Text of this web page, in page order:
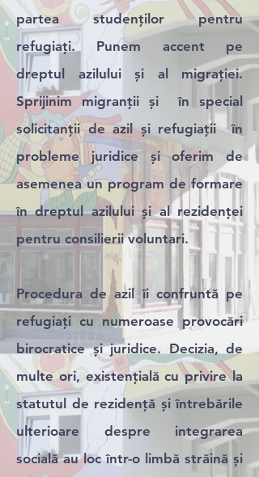
partea studenților pentru
refugiați. Punem accent pe
dreptul azilului și al migrației.
Sprijinim migranții și în special
solicitanții de azil și refugiații în
probleme juridice și oferim de
asemenea un program de formare
în dreptul azilului și al rezidenței
pentru consilierii voluntari.
Procedura de azil îi confruntă pe
refugiați cu numeroase provocări
birocratice și juridice. Decizia, de
multe ori, existențială cu privire la
statutul de rezidență și întrebările
ulterioare despre integrarea
socială au loc într-o limbă străină și